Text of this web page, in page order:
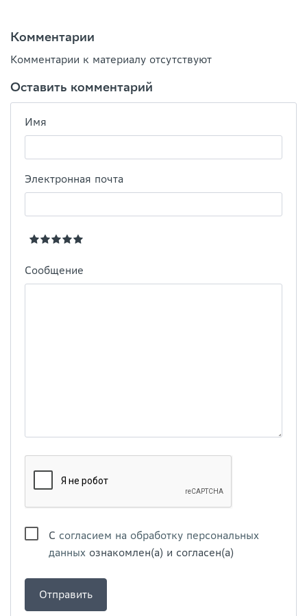
Комментарии
Комментарии к материалу отсутствуют
Оставить комментарий
Имя
Электронная почта
Сообщение
С согласием на обработку персональных
данных ознакомлен(а) и согласен(а)